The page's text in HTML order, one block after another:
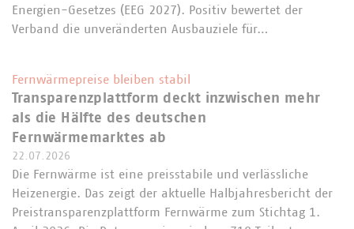
Energien-Gesetzes (EEG 2027). Positiv bewertet der
Verband die unveränderten Ausbauziele für…
Fernwärmepreise bleiben stabil
Transparenzplattform deckt inzwischen mehr
als die Hälfte des deutschen
Fernwärmemarktes ab
22.07.2026
Die Fernwärme ist eine preisstabile und verlässliche
Heizenergie. Das zeigt der aktuelle Halbjahresbericht der
Preistransparenzplattform Fernwärme zum Stichtag 1.